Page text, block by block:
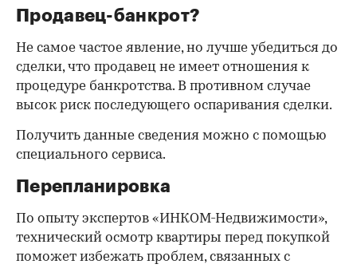
Продавец-банкрот?
Не самое частое явление, но лучше убедиться до
сделки, что продавец не имеет отношения к
процедуре банкротства. В противном случае
высок риск последующего оспаривания сделки.
Получить данные сведения можно с помощью
специального сервиса.
Перепланировка
По опыту экспертов «ИНКОМ-Недвижимости»,
технический осмотр квартиры перед покупкой
поможет избежать проблем, связанных с